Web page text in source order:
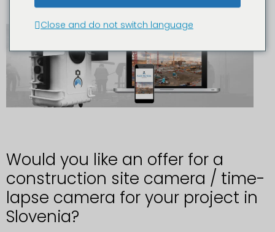
Would you like an offer for a
construction site camera / time-
lapse camera for your project in
Slovenia?
Close and do not switch language